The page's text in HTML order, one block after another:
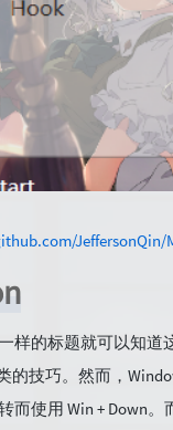
JeffersonQin/
样的标题就可以知
的技巧。然而，
而使用 Win + Down